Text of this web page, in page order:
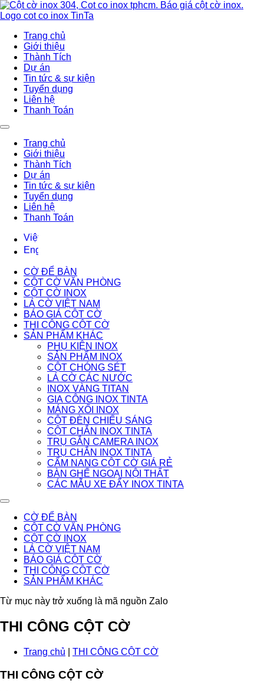
Trang chủ
Giới thiệu
Thành Tích
Dự án
Tin tức & sự kiện
Tuyển dụng
Liên hệ
Thanh Toán
Trang chủ
Giới thiệu
Thành Tích
Dự án
Tin tức & sự kiện
Tuyển dụng
Liên hệ
Thanh Toán
CỜ ĐỂ BÀN
CỘT CỜ VĂN PHÒNG
CỘT CỜ INOX
LÁ CỜ VIỆT NAM
BÁO GIÁ CỘT CỜ
THI CÔNG CỘT CỜ
SẢN PHẨM KHÁC
PHỤ KIỆN INOX
SẢN PHẨM INOX
CỘT CHÓNG SÉT
LÁ CỜ CÁC NƯỚC
INOX VÀNG TITAN
GIA CÔNG INOX TINTA
MÁNG XỐI INOX
CỘT ĐÈN CHIẾU SÁNG
CỘT CHẮN INOX TINTA
TRỤ GẮN CAMERA INOX
TRỤ CHẮN INOX TINTA
CẨM NANG CỘT CỜ GIÁ RẺ
BÀN GHẾ NGOẠI NỘI THẤT
CÁC MẪU XE ĐẨY INOX TINTA
CỜ ĐỂ BÀN
CỘT CỜ VĂN PHÒNG
CỘT CỜ INOX
LÁ CỜ VIỆT NAM
BÁO GIÁ CỘT CỜ
THI CÔNG CỘT CỜ
SẢN PHẨM KHÁC
Từ mục này trở xuống là mã nguồn Zalo
THI CÔNG CỘT CỜ
Trang chủ THI CÔNG CỘT CỜ
THI CÔNG CỘT CỜ